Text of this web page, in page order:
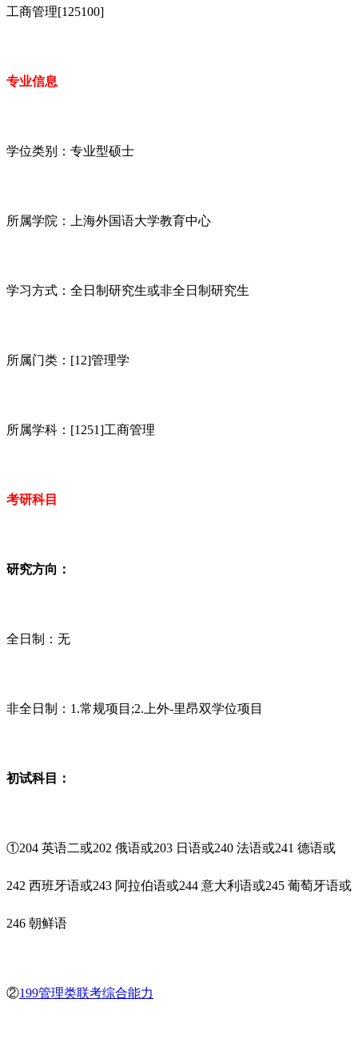
工商管理[125100]
专业信息
学位类别：专业型硕士
所属学院：上海外国语大学教育中心
学习方式：全日制研究生或非全日制研究生
所属门类：[12]管理学
所属学科：[1251]工商管理
考研科目
研究方向：
全日制：无
非全日制：1.常规项目;2.上外-里昂双学位项目
初试科目：
①204 英语二或202 俄语或203 日语或240 法语或241 德语或
242 西班牙语或243 阿拉伯语或244 意大利语或245 葡萄牙语或
246 朝鲜语
②199管理类联考综合能力